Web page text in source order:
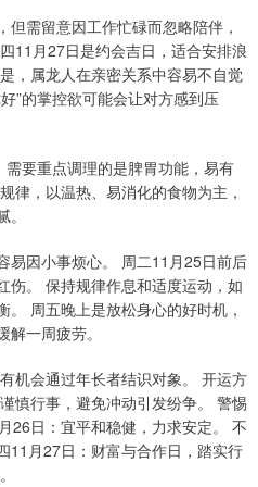
需留意因工作忙碌而忽略陪伴，
11月27日是约会吉日，适合安排浪
，属龙人在亲密关系中容易不自觉
”的掌控欲可能会让对方感到压
要重点调理的是脾胃功能，易有
律，以温热、易消化的食物为主，
易因小事烦心。 周二11月25日前后
伤。 保持规律作息和适度运动，如
周五晚上是放松身心的好时机，
一周疲劳。
机会通过年长者结识对象。 开运方
慎行事，避免冲动引发纷争。 警惕
26日：宜平和稳健，力求安定。 不
11月27日：财富与合作日，踏实行